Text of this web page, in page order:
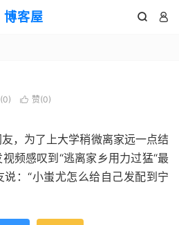
博客屋  
 赞(0)
，为了上大学稍微离家远一点结
频感叹到“逃离家乡用力过猛“最
：“小蚩尤怎么给自己发配到宁